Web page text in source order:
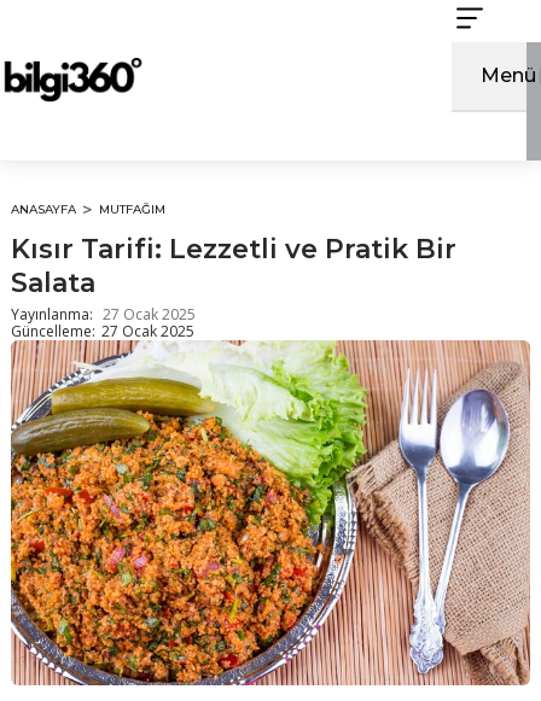
Menü
ANASAYFA MUTFAĞIM
Kısır Tarifi: Lezzetli ve Pratik Bir
Salata
Yayınlanma: 27 Ocak 2025
Güncelleme: 27 Ocak 2025